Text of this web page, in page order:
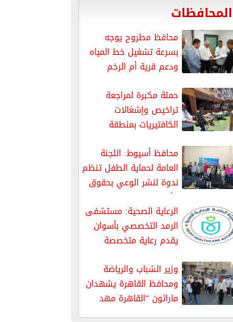
المحافظات
محافظ مطروح يوجه
بسرعة تشغيل خط المياه
ودعم قرية أم الرخم
حملة مكبرة لمراجعة
تراخيص وإشغالات
الكافتيريات بمنطقة
محافظ أسيوط: اللجنة
العامة لحماية الطفل تنظم
ندوة لنشر الوعي بحقوق
الأطفال
الرعاية الصحية: مستشفى
الرمد التخصصي بأسوان
يقدم رعاية متخصصة
وزير الشباب والرياضة
ومحافظ القاهرة يشهدان
ماراثون “القاهرة مهد
الحضارة” بمشاركة 7000...